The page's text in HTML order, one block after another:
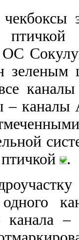
чекбоксы
зеленым
каналы
.
канала